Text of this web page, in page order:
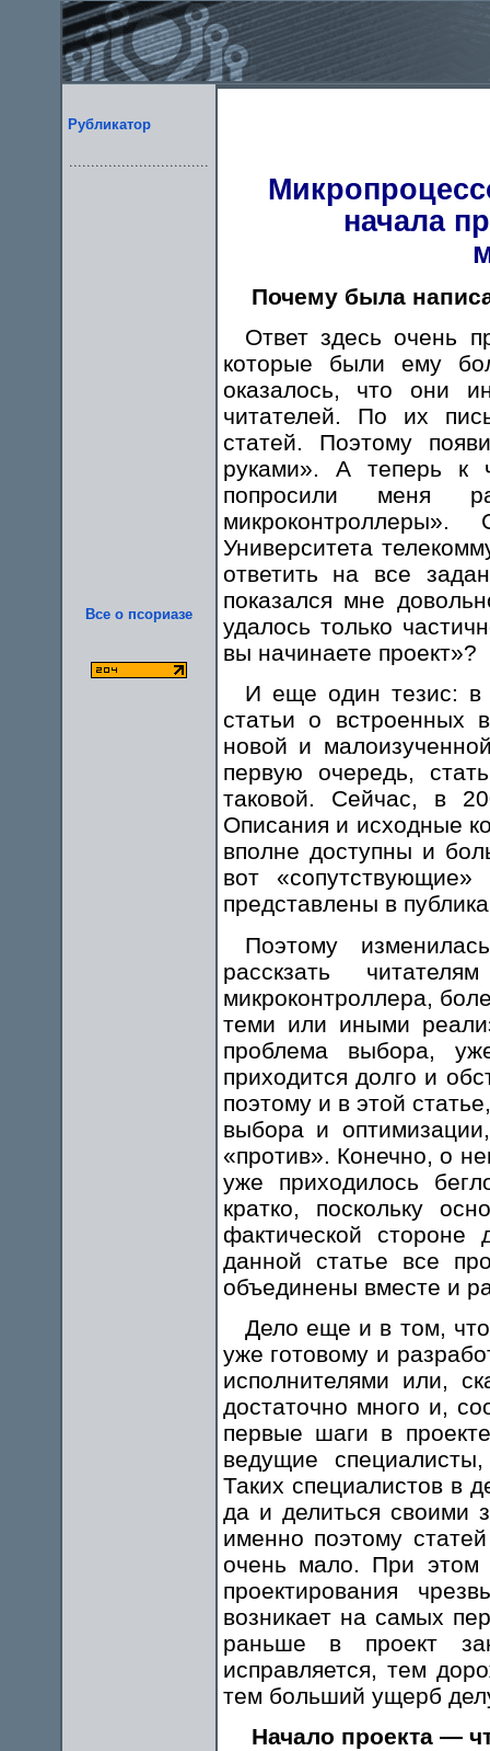
Рубликатор
Все о псориазе
начала
Почему была
Ответ здесь очень
которые были ему
оказалось, что они
читателей. По их
статей. Поэтому
руками». А теперь к
попросили меня
Университета
ответить на все
показался мне
удалось только
вы начинаете проект»?
И еще один тезис: в
статьи о встроенных
новой и
первую очередь,
таковой. Сейчас, в
Описания и исходные
вполне доступны и
вот
представлены в
Поэтому
расскзать
микроконтроллера,
теми или иными
проблема выбора,
приходится долго и
поэтому и в этой
выбора и
«против». Конечно, о
уже приходилось
кратко, поскольку
фактической
данной статье все
объединены вместе и
Дело еще и в том, что
уже готовому и
исполнителями или,
достаточно много и,
первые шаги в
ведущие
Таких специалистов в
да и делиться своими
именно поэтому
очень мало. При этом
проектирования
возникает на самых
раньше в проект
исправляется, тем
тем больший ущерб
Начало проекта —